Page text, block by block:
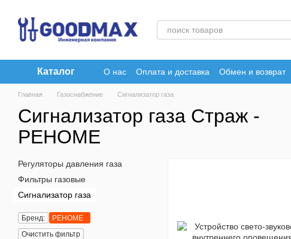
Каталог О нас Оплата и доставка Обмен и возврат
Главная Газоснабжение Сигнализатор газа
Сигнализатор газа Страж -
РЕНОМЕ
Регуляторы давления газа
Фильтры газовые
Сигнализатор газа
Бренд:
РЕНОМЕ
Очистить фильтр